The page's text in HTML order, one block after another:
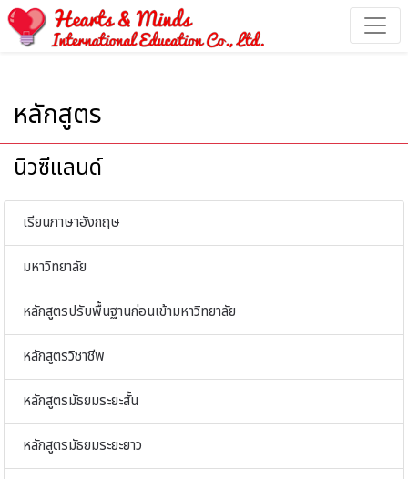
หลักสูตร
นิวซีแลนด์
เรียนภาษาอังกฤษ
มหาวิทยาลัย
หลักสูตรปรับพื้นฐานก่อนเข้ามหาวิทยาลัย
หลักสูตรวิชาชีพ
หลักสูตรมัธยมระยะสั้น
หลักสูตรมัธยมระยะยาว